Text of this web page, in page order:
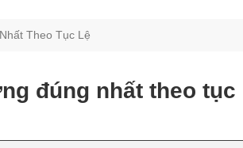
Theo Tục Lệ
đúng nhất theo tục